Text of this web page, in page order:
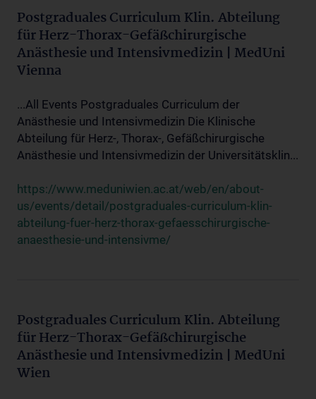
Postgraduales Curriculum Klin. Abteilung
für Herz-Thorax-Gefäßchirurgische
Anästhesie und Intensivmedizin | MedUni
Vienna
...All Events Postgraduales Curriculum der
Anästhesie und Intensivmedizin Die Klinische
Abteilung für Herz-, Thorax-, Gefäßchirurgische
Anästhesie und Intensivmedizin der Universitätsklin...
https://www.meduniwien.ac.at/web/en/about-
us/events/detail/postgraduales-curriculum-klin-
abteilung-fuer-herz-thorax-gefaesschirurgische-
anaesthesie-und-intensivme/
Postgraduales Curriculum Klin. Abteilung
für Herz-Thorax-Gefäßchirurgische
Anästhesie und Intensivmedizin | MedUni
Wien